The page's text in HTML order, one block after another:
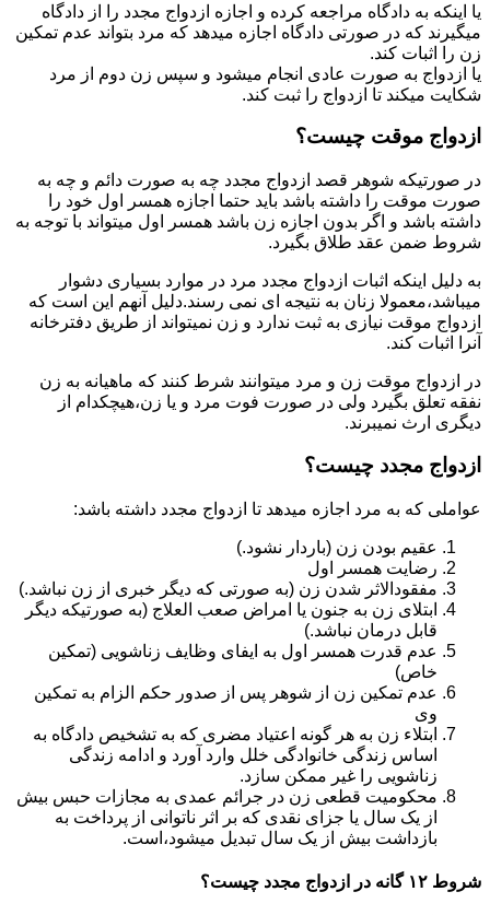
یا اینکه به دادگاه مراجعه کرده و اجازه ازدواج مجدد را از دادگاه
میگیرند که در صورتی دادگاه اجازه میدهد که مرد بتواند عدم تمکین
زن را اثبات کند.
یا ازدواج به صورت عادی انجام میشود و سپس زن دوم از مرد
شکایت میکند تا ازدواج را ثبت کند.
ازدواج موقت چیست؟
در صورتیکه شوهر قصد ازدواج مجدد چه به صورت دائم و چه به
صورت موقت را داشته باشد باید حتما اجازه همسر اول خود را
داشته باشد و اگر بدون اجازه زن باشد همسر اول میتواند با توجه به
شروط ضمن عقد طلاق بگیرد.
به دلیل اینکه اثبات ازدواج مجدد مرد در موارد بسیاری دشوار
میباشد،معمولا زنان به نتیجه ای نمی رسند.دلیل آنهم این است که
ازدواج موقت نیازی به ثبت ندارد و زن نمیتواند از طریق دفترخانه
آنرا اثبات کند.
در ازدواج موقت زن و مرد میتوانند شرط کنند که ماهیانه به زن
نفقه تعلق بگیرد ولی در صورت فوت مرد و یا زن،هیچکدام از
دیگری ارث نمیبرند.
ازدواج مجدد چیست؟
عواملی که به مرد اجازه میدهد تا ازدواج مجدد داشته باشد:
عقیم بودن زن (باردار نشود.)
رضایت همسر اول
مفقودالاثر شدن زن (به صورتی که دیگر خبری از زن نباشد.)
ابتلای زن به جنون یا امراض صعب العلاج (به صورتیکه دیگر
قابل درمان نباشد.)
عدم قدرت همسر اول به ایفای وظایف زناشویی (تمکین
خاص)
عدم تمکین زن از شوهر پس از صدور حکم الزام به تمکین
وی
ابتلاء زن به هر گونه اعتیاد مضری که به تشخیص دادگاه به
اساس زندگی خانوادگی خلل وارد آورد و ادامه زندگی
زناشویی را غیر ممکن سازد.
محکومیت قطعی زن در جرائم عمدی به مجازات حبس بیش
از یک سال یا جزای نقدی که بر اثر ناتوانی از پرداخت به
بازداشت بیش از یک سال تبدیل می‎شود،است.
شروط ۱۲ گانه در ازدواج مجدد چیست؟